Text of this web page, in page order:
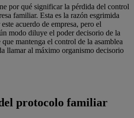
por qué significar la pérdida del control
familiar. Esta es la razón esgrimida
acuerdo de empresa, pero el
modo diluye el poder decisorio de la
mantenga el control de la asamblea
llamar al máximo organismo decisorio
protocolo familiar